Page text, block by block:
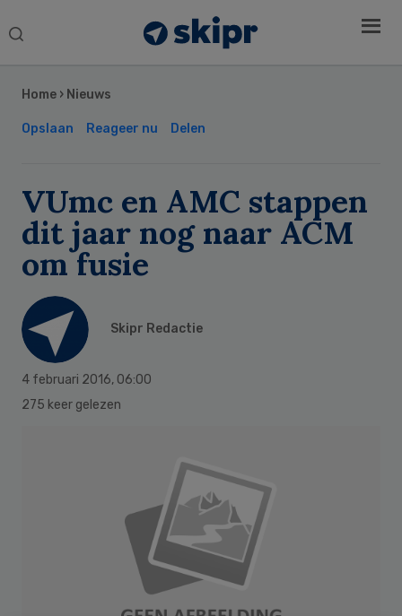
Search
Home › Nieuws
Opslaan Reageer nu Delen
VUmc en AMC stappen
dit jaar nog naar ACM
om fusie
Skipr Redactie
4 februari 2016, 06:00
275 keer gelezen
Sidebar